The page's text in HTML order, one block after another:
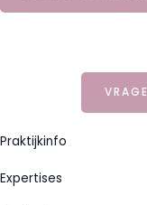
Praktijkinfo
Expertises